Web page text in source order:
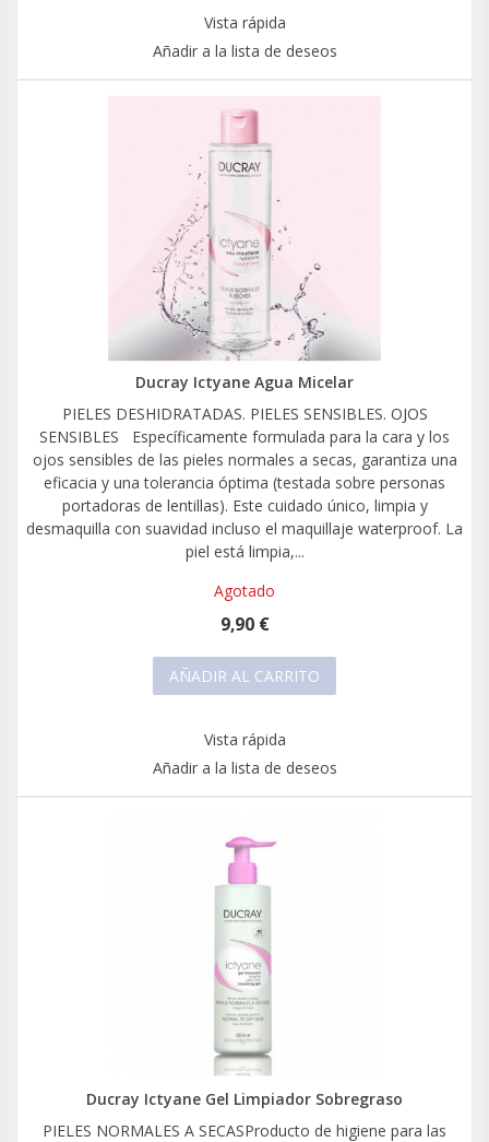
Vista rápida
Añadir a la lista de deseos
Ducray Ictyane Agua Micelar
PIELES DESHIDRATADAS. PIELES SENSIBLES. OJOS
SENSIBLES Específicamente formulada para la cara y los
ojos sensibles de las pieles normales a secas, garantiza una
eficacia y una tolerancia óptima (testada sobre personas
portadoras de lentillas). Este cuidado único, limpia y
desmaquilla con suavidad incluso el maquillaje waterproof. La
piel está limpia,...
Agotado
9,90 €
AÑADIR AL CARRITO
Vista rápida
Añadir a la lista de deseos
Ducray Ictyane Gel Limpiador Sobregraso
PIELES NORMALES A SECASProducto de higiene para las